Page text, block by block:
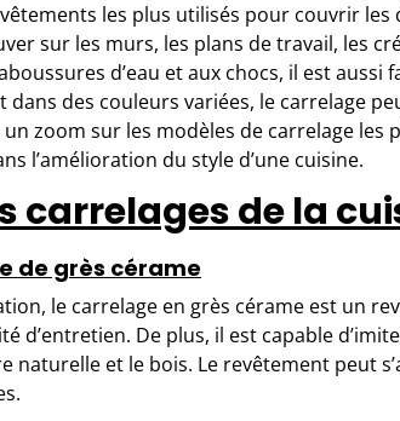
les plus utilisés pour couvrir
sur les murs, les plans de travail, les
d’eau et aux chocs, il est aussi
des couleurs variées, le carrelage
zoom sur les modèles de carrelage les
l’amélioration du style d’une cuisine.
carrelages de la
de grès cérame
le carrelage en grès cérame est un
d’entretien. De plus, il est capable
naturelle et le bois. Le revêtement peut